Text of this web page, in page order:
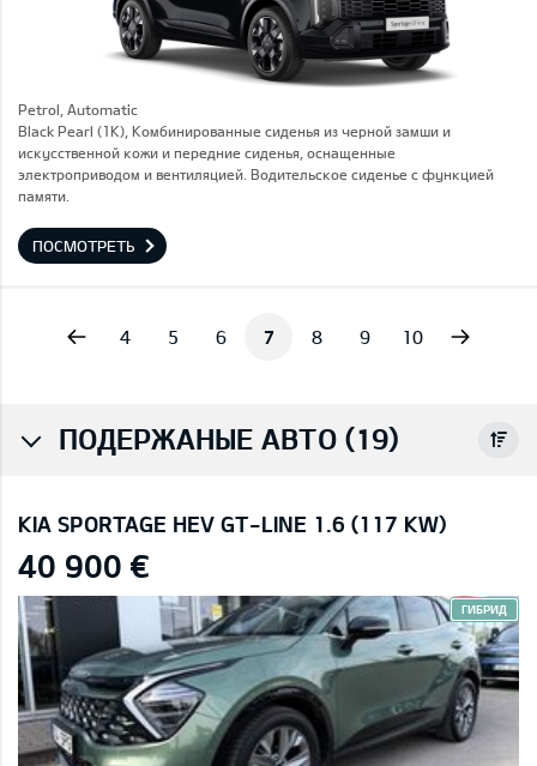
Petrol, Automatic
Black Pearl (1K), Комбинированные сиденья из черной замши и
искусственной кожи и передние сиденья, оснащенные
электроприводом и вентиляцией. Водительское сиденье с функцией
памяти.
ПОСМОТРЕТЬ
4 5 6 7 8 9 10
ПОДЕРЖАНЫЕ АВТО (19)
KIA SPORTAGE HEV GT-LINE 1.6 (117 KW)
40 900 €
ГИБРИД